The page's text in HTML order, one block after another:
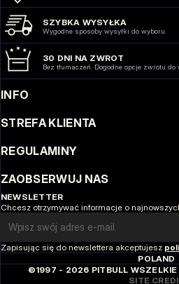
SZYBKA WYSYŁKA
Wygodne sposoby wysyłki do wyboru
30 DNI NA ZWROT
Bez tłumaczeń. Dogodne opcje zwrotu do
INFO
STREFA KLIENTA
REGULAMINY
ZAOBSERWUJ NAS
NEWSLETTER
Chcesz otrzymywać informacje o
Zapisując się do newslettera akceptujesz
POLAND
©1997 - 2026 PITBULL WSZELKIE
SITE